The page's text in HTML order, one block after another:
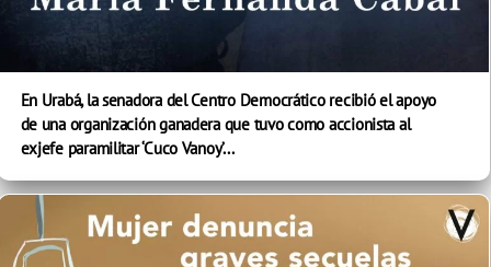
En Urabá, la senadora del Centro Democrático recibió el apoyo
de una organización ganadera que tuvo como accionista al
exjefe paramilitar ‘Cuco Vanoy’...